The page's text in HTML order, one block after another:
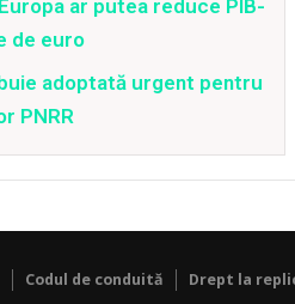
ar putea reduce PIB-
de euro
adoptată urgent pentru
PNRR
Codul de conduită Drept la